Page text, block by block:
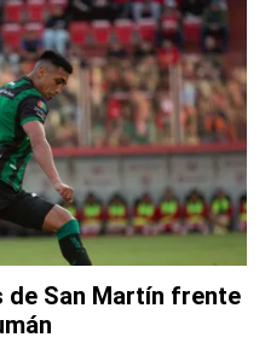
de San Martín frente